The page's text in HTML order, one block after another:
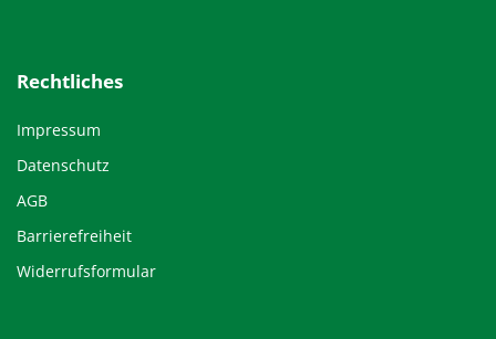
Rechtliches
Impressum
Datenschutz
AGB
Barrierefreiheit
Widerrufsformular